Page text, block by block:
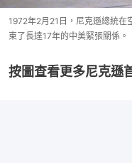
1972年2月21日，尼克遜總統在
束了長達17年的中美緊張關係。
按圖查看更多尼克遜